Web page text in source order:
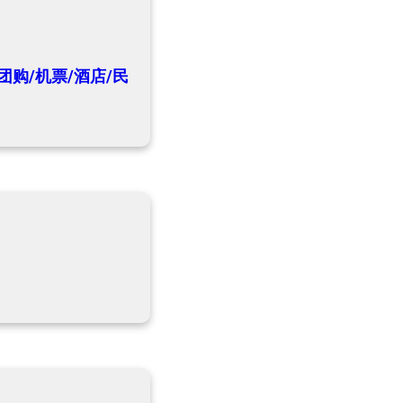
购/机票/酒店/民